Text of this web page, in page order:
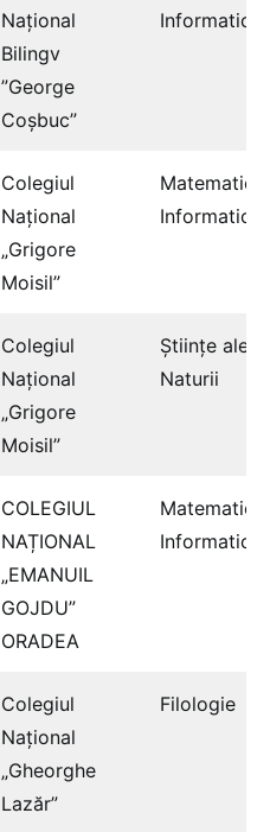
Național
Bilingv
”George
Coșbuc”
Informatică
Colegiul
Naţional
„Grigore
Moisil”
Informatică
Colegiul
Naţional
„Grigore
Moisil”
Ştiinţe ale
Naturii
COLEGIUL
NAȚIONAL
„EMANUIL
GOJDU”
ORADEA
Informatică
Colegiul
Naţional
„Gheorghe
Lazăr”
Filologie